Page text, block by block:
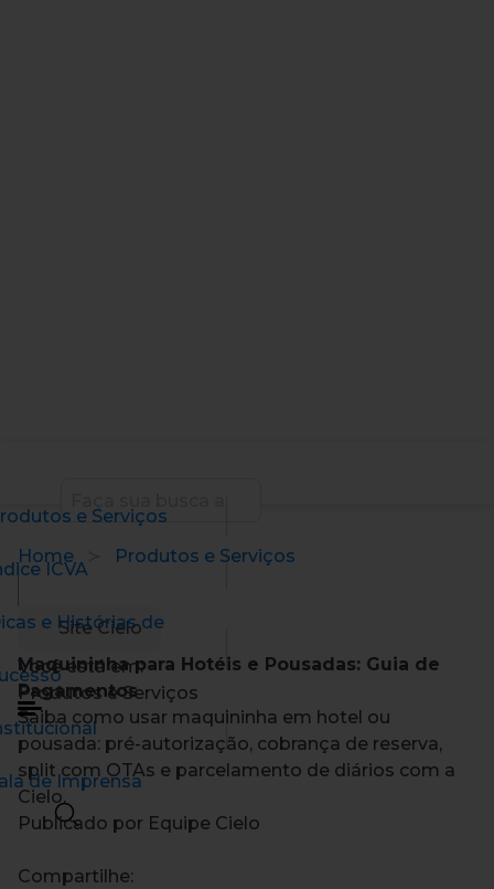
Site Cielo
e Serviços
ICVA
e Histórias de
de Imprensa
Home Produtos e Serviços
Você está em:
Produtos e Serviços
Maquininha para Hotéis e Pousadas: Guia de
Pagamentos
Saiba como usar maquininha em hotel ou
pousada: pré-autorização, cobrança de reserva,
split com OTAs e parcelamento de diários com a
Cielo.
Publicado por Equipe Cielo
Compartilhe: